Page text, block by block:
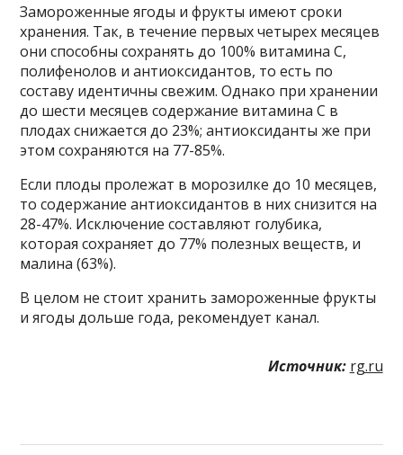
Замороженные ягоды и фрукты имеют сроки
хранения. Так, в течение первых четырех месяцев
они способны сохранять до 100% витамина С,
полифенолов и антиоксидантов, то есть по
составу идентичны свежим. Однако при хранении
до шести месяцев содержание витамина С в
плодах снижается до 23%; антиоксиданты же при
этом сохраняются на 77-85%.
Если плоды пролежат в морозилке до 10 месяцев,
то содержание антиоксидантов в них снизится на
28-47%. Исключение составляют голубика,
которая сохраняет до 77% полезных веществ, и
малина (63%).
В целом не стоит хранить замороженные фрукты
и ягоды дольше года, рекомендует канал.
Источник: rg.ru